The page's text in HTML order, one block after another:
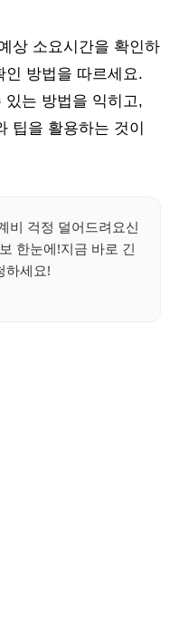
상 소요시간을 확인하
인 방법을 따르세요.
있는 방법을 익히고,
팁을 활용하는 것이
비 걱정 덜어드려요신
한눈에!지금 바로 긴
하세요!